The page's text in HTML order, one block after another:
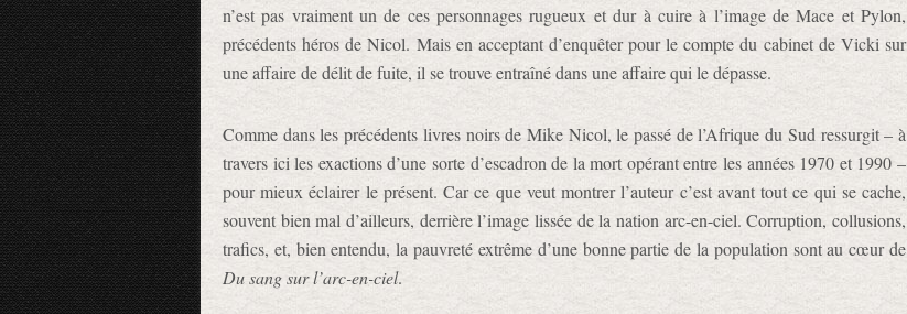
n’est pas vraiment un de ces personnages rugueux et dur à cuire à l’image de Mace et Pylon,
précédents héros de Nicol. Mais en acceptant d’enquêter pour le compte du cabinet de Vicki sur
une affaire de délit de fuite, il se trouve entraîné dans une affaire qui le dépasse.
Comme dans les précédents livres noirs de Mike Nicol, le passé de l’Afrique du Sud ressurgit – à
travers ici les exactions d’une sorte d’escadron de la mort opérant entre les années 1970 et 1990 –
pour mieux éclairer le présent. Car ce que veut montrer l’auteur c’est avant tout ce qui se cache,
souvent bien mal d’ailleurs, derrière l’image lissée de la nation arc-en-ciel. Corruption, collusions,
trafics, et, bien entendu, la pauvreté extrême d’une bonne partie de la population sont au cœur de
Du sang sur l’arc-en-ciel.